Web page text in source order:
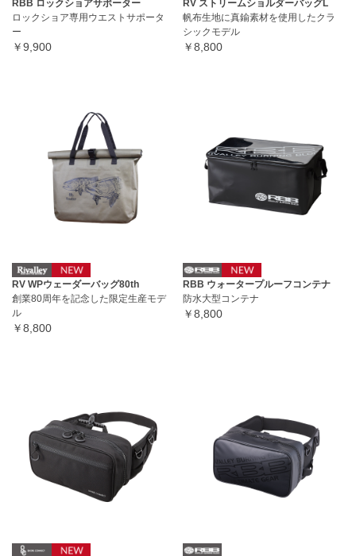
RBB ロックショアサポーター
ロックショア専用ウエストサポータ
ー
￥9,900
RV ストリームショルダーバッグL
帆布生地に真鍮素材を使用したクラ
シックモデル
￥8,800
RV WPウェーダーバッグ80th
創業80周年を記念した限定生産モデ
ル
￥8,800
RBB ウォータープルーフコンテナ
防水大型コンテナ
￥8,800